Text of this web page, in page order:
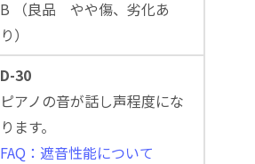
B （良品 やや傷、劣化あ
り）
D-30
ピアノの音が話し声程度にな
ります。
FAQ：遮音性能について